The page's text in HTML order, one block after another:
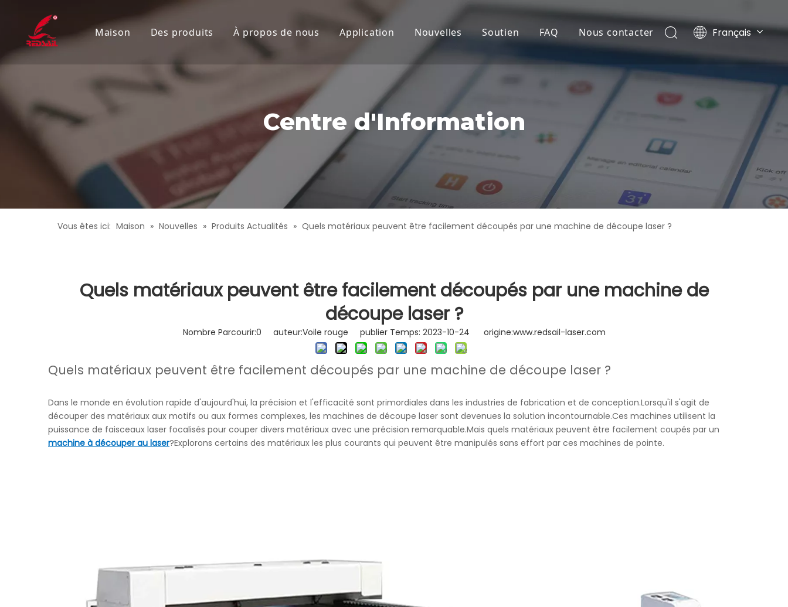
Maison Des produits
Machine de découpe laser CO2
Machine de gravure laser CO2
Graveur laser de bureau
Graveur laser économique
Découpeur laser à plat
Machine de découpe laser haute puissance
Découpeur laser
À propos de nous Application Nouvelles Soutien FAQ Nous contacter Français
Pусский
English
Centre d'Information
Vous êtes ici: Maison » Nouvelles » Produits Actualités » Quels matériaux peuvent être facilement découpés par une machine de découpe laser ?
Quels matériaux peuvent être facilement découpés par une machine de
découpe laser ?
Nombre Parcourir:0 auteur:Voile rouge publier Temps: 2023-10-24 origine:www.redsail-laser.com
Quels matériaux peuvent être facilement découpés par une machine de découpe laser ?
Dans le monde en évolution rapide d'aujourd'hui, la précision et l'efficacité sont primordiales dans les industries de fabrication et de conception.Lorsqu'il s'agit de
découper des matériaux aux motifs ou aux formes complexes, les machines de découpe laser sont devenues la solution incontournable.Ces machines utilisent la
puissance de faisceaux laser focalisés pour couper divers matériaux avec une précision remarquable.Mais quels matériaux peuvent être facilement coupés par un
machine à découper au laser?Explorons certains des matériaux les plus courants qui peuvent être manipulés sans effort par ces machines de pointe.